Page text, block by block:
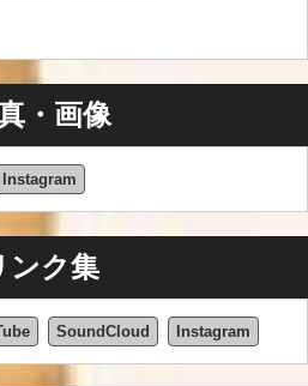
・画像
Instagram
ンク集
SoundCloud Instagram